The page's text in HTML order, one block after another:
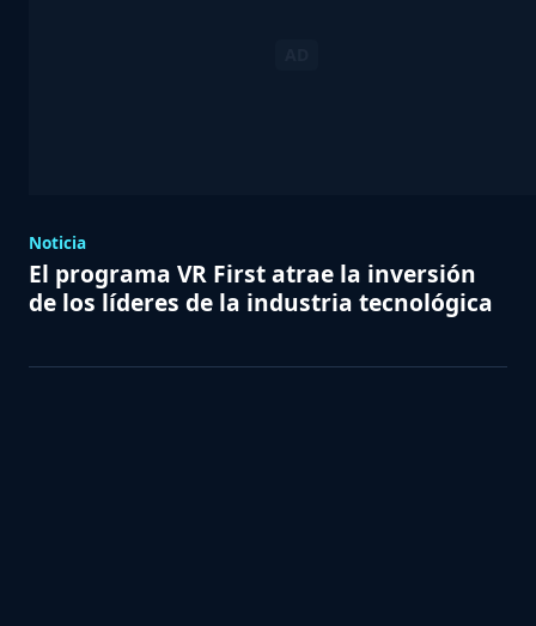
Noticia
El programa VR First atrae la inversión
de los líderes de la industria tecnológica